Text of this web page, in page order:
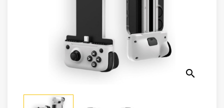
Sécurité
search